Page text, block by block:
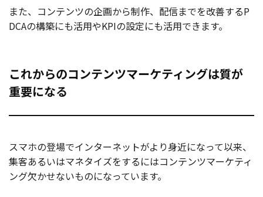
また、コンテンツの企画から制作、配信までを改善するP
DCAの構築にも活用やKPIの設定にも活用できます。
これからのコンテンツマーケティングは質が
重要になる
スマホの登場でインターネットがより身近になって以来、
集客あるいはマネタイズをするにはコンテンツマーケティ
ング欠かせないものになっています。